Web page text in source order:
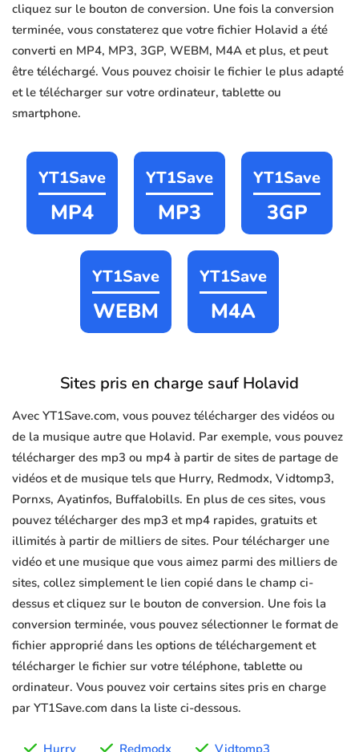
cliquez sur le bouton de conversion. Une fois la conversion
terminée, vous constaterez que votre fichier Holavid a été
converti en MP4, MP3, 3GP, WEBM, M4A et plus, et peut
être téléchargé. Vous pouvez choisir le fichier le plus adapté
et le télécharger sur votre ordinateur, tablette ou
smartphone.
YT1Save
MP4
YT1Save
MP3
YT1Save
3GP
YT1Save
WEBM
YT1Save
M4A
Sites pris en charge sauf Holavid
Avec YT1Save.com, vous pouvez télécharger des vidéos ou
de la musique autre que Holavid. Par exemple, vous pouvez
télécharger des mp3 ou mp4 à partir de sites de partage de
vidéos et de musique tels que Hurry, Redmodx, Vidtomp3,
Pornxs, Ayatinfos, Buffalobills. En plus de ces sites, vous
pouvez télécharger des mp3 et mp4 rapides, gratuits et
illimités à partir de milliers de sites. Pour télécharger une
vidéo et une musique que vous aimez parmi des milliers de
sites, collez simplement le lien copié dans le champ ci-
dessus et cliquez sur le bouton de conversion. Une fois la
conversion terminée, vous pouvez sélectionner le format de
fichier approprié dans les options de téléchargement et
télécharger le fichier sur votre téléphone, tablette ou
ordinateur. Vous pouvez voir certains sites pris en charge
par YT1Save.com dans la liste ci-dessous.